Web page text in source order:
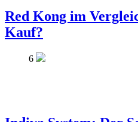
Red Kong im
Kauf?
6